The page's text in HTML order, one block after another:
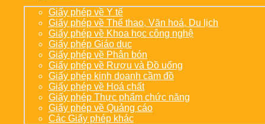
Giấy phép về Y tế
Giấy phép về Thể thao, Văn hoá, Du lịch
Giấy phép về Khoa học công nghệ
Giấy phép Giáo dục
Giấy phép về Phân bón
Giấy phép về Rượu và Đồ uống
Giấy phép kinh doanh cầm đồ
Giấy phép về Hoá chất
Giấy phép Thực phẩm chức năng
Giấy phép về Quảng cáo
Các Giấy phép khác